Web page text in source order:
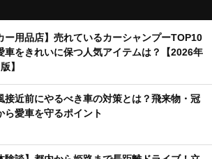
ー用品店】売れているカーシャンプーTOP10
車をきれいに保つ人気アイテムは？【2026年
】
接近前にやるべき車の対策とは？飛来物・冠
ら愛車を守るポイント